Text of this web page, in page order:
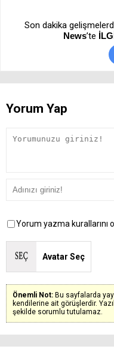
Son dakika
News’te
Yorum Yap
Yorum yazma kurallarını
Avatar Seç
Önemli Not: Bu sayfalarda
kendilerine ait görüşlerdir.
şekilde sorumlu tutulamaz.